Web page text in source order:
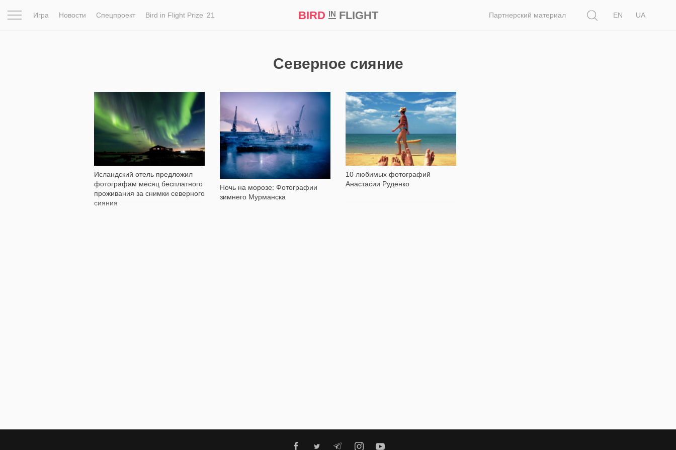
Игра Новости Спецпроект Bird in Flight Prize ‘21 BIRD INFLIGHT Партнерский материал
EN
UA
Северное сияние
Исландский отель предложил
фотографам месяц бесплатного
проживания за снимки северного
сияния
Ночь на морозе: Фотографии
зимнего Мурманска
10 любимых фотографий
Анастасии Руденко
7 319